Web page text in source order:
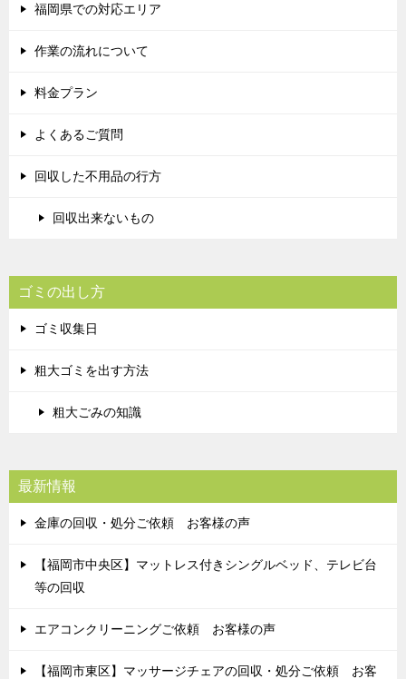
福岡県での対応エリア
作業の流れについて
料金プラン
よくあるご質問
回収した不用品の行方
回収出来ないもの
ゴミの出し方
ゴミ収集日
粗大ゴミを出す方法
粗大ごみの知識
最新情報
金庫の回収・処分ご依頼 お客様の声
【福岡市中央区】マットレス付きシングルベッド、テレビ台
等の回収
エアコンクリーニングご依頼 お客様の声
【福岡市東区】マッサージチェアの回収・処分ご依頼 お客